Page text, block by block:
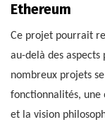
Ethereum
Ce projet pourrait
au-delà des
nombreux projets
fonctionnalités,
et la vision